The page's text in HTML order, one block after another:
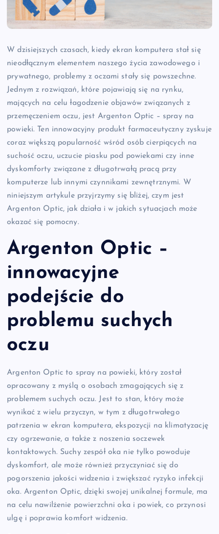
W dzisiejszych czasach, kiedy ekran komputera stał się
nieodłącznym elementem naszego życia zawodowego i
prywatnego, problemy z oczami stały się powszechne.
Jednym z rozwiązań, które pojawiają się na rynku,
mających na celu łagodzenie objawów związanych z
przemęczeniem oczu, jest Argenton Optic – spray na
powieki. Ten innowacyjny produkt farmaceutyczny zyskuje
coraz większą popularność wśród osób cierpiących na
suchość oczu, uczucie piasku pod powiekami czy inne
dyskomforty związane z długotrwałą pracą przy
komputerze lub innymi czynnikami zewnętrznymi. W
niniejszym artykule przyjrzymy się bliżej, czym jest
Argenton Optic, jak działa i w jakich sytuacjach może
okazać się pomocny.
Argenton Optic –
innowacyjne
podejście do
problemu suchych
oczu
Argenton Optic to spray na powieki, który został
opracowany z myślą o osobach zmagających się z
problemem suchych oczu. Jest to stan, który może
wynikać z wielu przyczyn, w tym z długotrwałego
patrzenia w ekran komputera, ekspozycji na klimatyzację
czy ogrzewanie, a także z noszenia soczewek
kontaktowych. Suchy zespół oka nie tylko powoduje
dyskomfort, ale może również przyczyniać się do
pogorszenia jakości widzenia i zwiększać ryzyko infekcji
oka. Argenton Optic, dzięki swojej unikalnej formule, ma
na celu nawilżenie powierzchni oka i powiek, co przynosi
ulgę i poprawia komfort widzenia.